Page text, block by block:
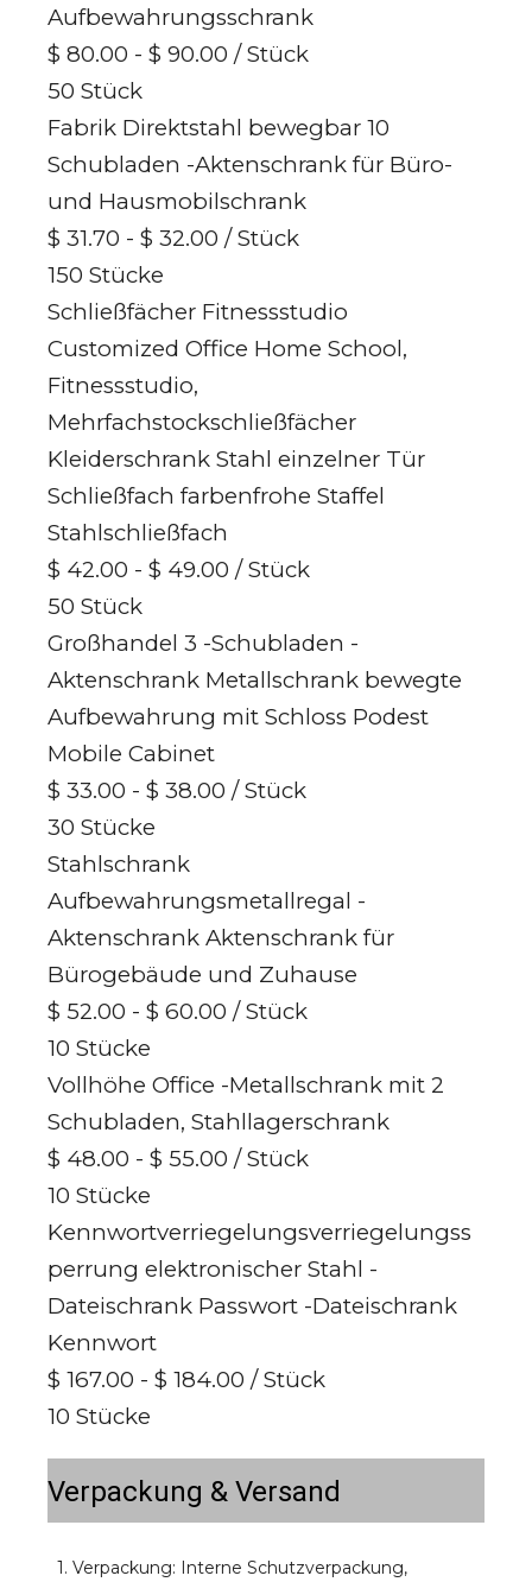
Aufbewahrungsschrank
$ 80.00 - $ 90.00 / Stück
50 Stück
Fabrik Direktstahl bewegbar 10
Schubladen -Aktenschrank für Büro-
und Hausmobilschrank
$ 31.70 - $ 32.00 / Stück
150 Stücke
Schließfächer Fitnessstudio
Customized Office Home School,
Fitnessstudio,
Mehrfachstockschließfächer
Kleiderschrank Stahl einzelner Tür
Schließfach farbenfrohe Staffel
Stahlschließfach
$ 42.00 - $ 49.00 / Stück
50 Stück
Großhandel 3 -Schubladen -
Aktenschrank Metallschrank bewegte
Aufbewahrung mit Schloss Podest
Mobile Cabinet
$ 33.00 - $ 38.00 / Stück
30 Stücke
Stahlschrank
Aufbewahrungsmetallregal -
Aktenschrank Aktenschrank für
Bürogebäude und Zuhause
$ 52.00 - $ 60.00 / Stück
10 Stücke
Vollhöhe Office -Metallschrank mit 2
Schubladen, Stahllagerschrank
$ 48.00 - $ 55.00 / Stück
10 Stücke
Kennwortverriegelungsverriegelungss
perrung elektronischer Stahl -
Dateischrank Passwort -Dateischrank
Kennwort
$ 167.00 - $ 184.00 / Stück
10 Stücke
Verpackung & Versand
1. Verpackung: Interne Schutzverpackung,